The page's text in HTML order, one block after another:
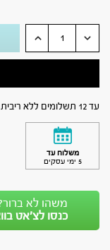
עד 12 תשלומים ללא ריבית
משלוח עד
5 ימי עסקים
משהו לא
כנסו לצ’אט